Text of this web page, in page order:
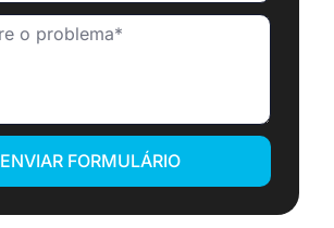
ENVIAR FORMULÁRIO